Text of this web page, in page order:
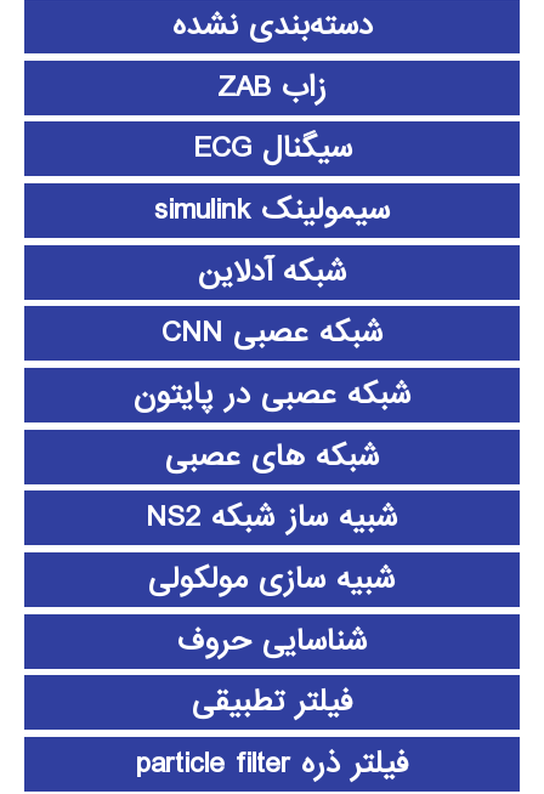
دسته‌بندی نشده
زاب ZAB
سیگنال ECG
سیمولینک simulink
شبکه آدلاین
شبکه عصبی CNN
شبکه عصبی در پایتون
شبکه های عصبی
شبیه ساز شبکه NS2
شبیه سازی مولکولی
شناسایی حروف
فیلتر تطبیقی
فیلتر ذره particle filter